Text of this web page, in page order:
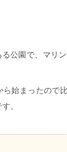
公園で、マリ
始まったので
。